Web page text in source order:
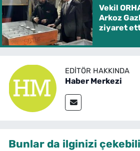
Vekil
Arkoz
ziyaret
EDITÖR HAKKINDA
Haber Merkezi
Bunlar da ilginizi